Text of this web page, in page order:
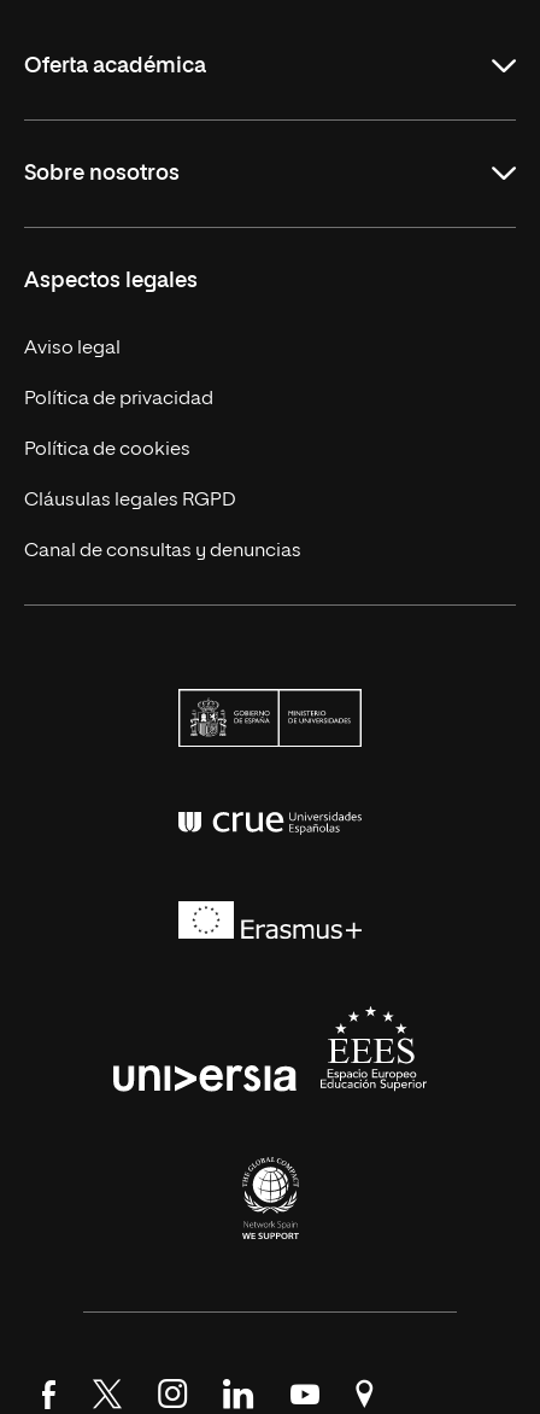
Oferta académica
Formación Continua
Sobre nosotros
Trabaja en UNIR
Actualidad
Contáctanos
Aspectos legales
Aviso legal
Política de privacidad
Política de cookies
Cláusulas legales RGPD
Canal de consultas y denuncias
Síguenos en Facebook
Síguenos en Twitter
Síguenos en Instagram
Síguenos en LinkedIn
Síguenos en YouTube
Encuéntranos en